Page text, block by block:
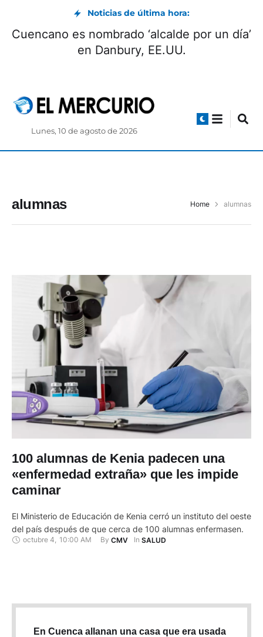
Noticias de última hora:
Cuencano es nombrado ‘alcalde por un día’
en Danbury, EE.UU.
Lunes, 10 de agosto de 2026
alumnas Home alumnas
100 alumnas de Kenia padecen una
«enfermedad extraña» que les impide
caminar
El Ministerio de Educación de Kenia cerró un instituto del oeste
del país después de que cerca de 100 alumnas enfermasen.
octubre 4, 10:00 AM By CMV In SALUD
En Cuenca allanan una casa que era usada